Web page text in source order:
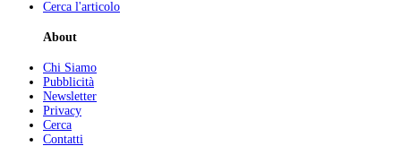
Cerca l'articolo
About
Chi Siamo
Pubblicità
Newsletter
Privacy
Cerca
Contatti